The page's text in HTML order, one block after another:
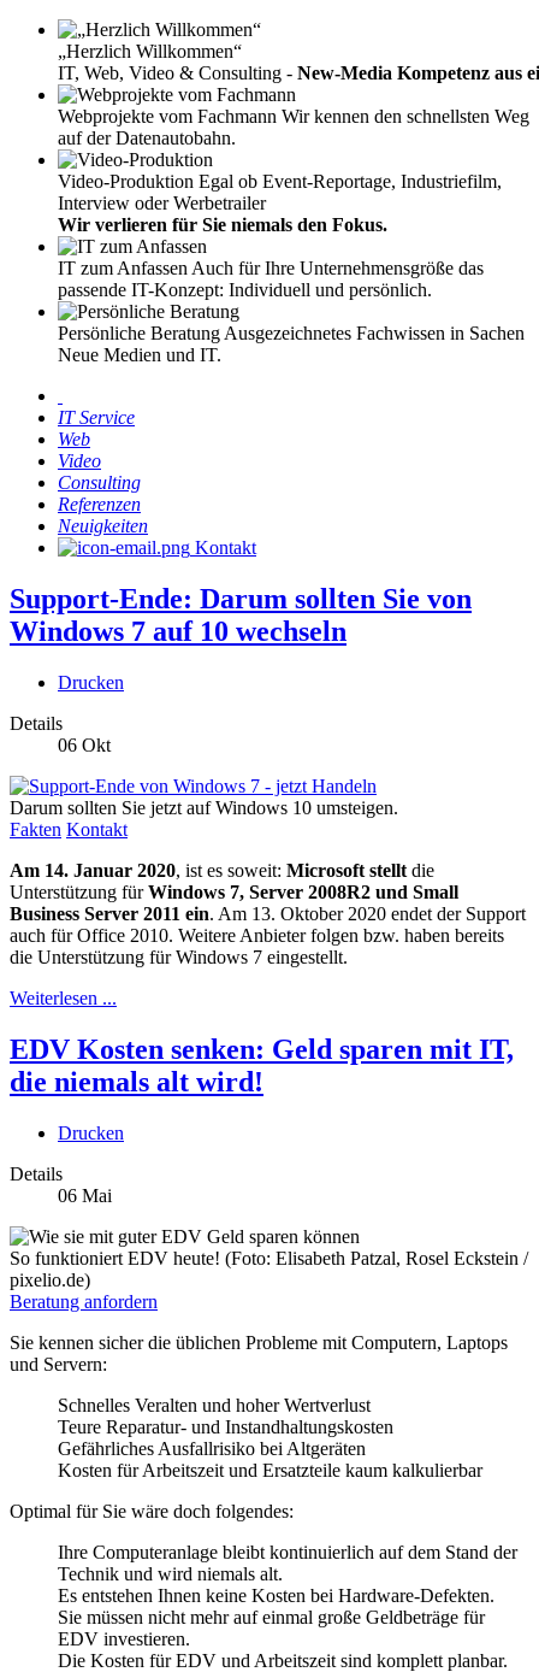
„Herzlich Willkommen“
IT, Web, Video & Consulting - New-Media Kompetenz aus
Webprojekte vom Fachmann Wir kennen den schnellsten Weg
auf der Datenautobahn.
Video-Produktion Egal ob Event-Reportage, Industriefilm,
Interview oder Werbetrailer
Wir verlieren für Sie niemals den Fokus.
IT zum Anfassen Auch für Ihre Unternehmensgröße das
passende IT-Konzept: Individuell und persönlich.
Persönliche Beratung Ausgezeichnetes Fachwissen in Sachen
Neue Medien und IT.
IT Service
Web
Video
Consulting
Referenzen
Neuigkeiten
Kontakt
Support-Ende: Darum sollten Sie von
Windows 7 auf 10 wechseln
Drucken
Details
06 Okt
Darum sollten Sie jetzt auf Windows 10 umsteigen.
Fakten Kontakt
Am 14. Januar 2020, ist es soweit: Microsoft stellt die
Unterstützung fürWindows 7, Server 2008R2 und Small
Business Server 2011 ein. Am 13. Oktober 2020 endet der Support
auch für Office 2010. Weitere Anbieter folgen bzw. haben bereits
die Unterstützung für Windows 7 eingestellt.
Weiterlesen ...
EDV Kosten senken: Geld sparen mit IT,
die niemals alt wird!
Drucken
Details
06 Mai
So funktioniert EDV heute! (Foto: Elisabeth Patzal, Rosel Eckstein /
pixelio.de)
Beratung anfordern
Sie kennen sicher die üblichen Probleme mit Computern, Laptops
und Servern:
Schnelles Veralten und hoher Wertverlust
Teure Reparatur- und Instandhaltungskosten
Gefährliches Ausfallrisiko bei Altgeräten
Kosten für Arbeitszeit und Ersatzteile kaum kalkulierbar
Optimal für Sie wäre doch folgendes:
Ihre Computeranlage bleibt kontinuierlich auf dem Stand der
Technik und wird niemals alt.
Es entstehen Ihnen keine Kosten bei Hardware-Defekten.
Sie müssen nicht mehr auf einmal große Geldbeträge für
EDV investieren.
Die Kosten für EDV und Arbeitszeit sind komplett planbar.